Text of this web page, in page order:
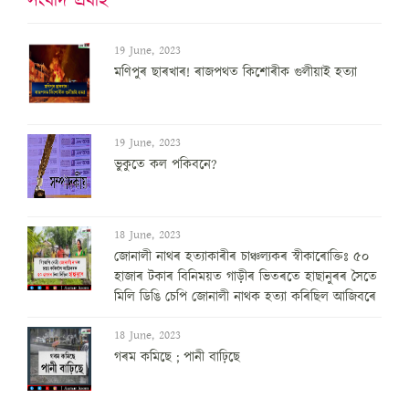
19 June, 2023
মণিপুৰ ছাৰখাৰ! ৰাজপথত কিশোৰীক গুলীয়াই হত্যা
19 June, 2023
ভুকুতে কল পকিবনে?
18 June, 2023
জোনালী নাথৰ হত্যাকাৰীৰ চাঞ্চল্যকৰ স্বীকাৰোক্তিঃ ৫০
হাজাৰ টকাৰ বিনিময়ত গাড়ীৰ ভিতৰতে হাছানুৰৰ সৈতে
মিলি ডিঙি চেপি জোনালী নাথক হত্যা কৰিছিল আজিবৰে
18 June, 2023
গৰম কমিছে ; পানী বাঢ়িছে